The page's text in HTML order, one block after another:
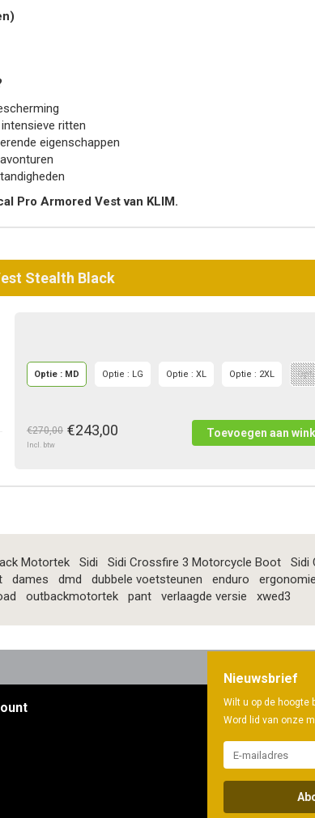
ritten
eigenschappen
Pro Armored Vest van KLIM.
Stealth Black
Optie : MD Optie : LG Optie : XL Optie : 2XL
€270,00 €243,00
Incl. btw
Motortek Sidi Sidi Crossfire 3 Motorcycle Boot
Sidi
dames dmd dubbele voetsteunen enduro ergonomie
outbackmotortek pant verlaagde versie xwed3
Nieuwsbrief
Wilt u op de hoogte
Word lid van onze